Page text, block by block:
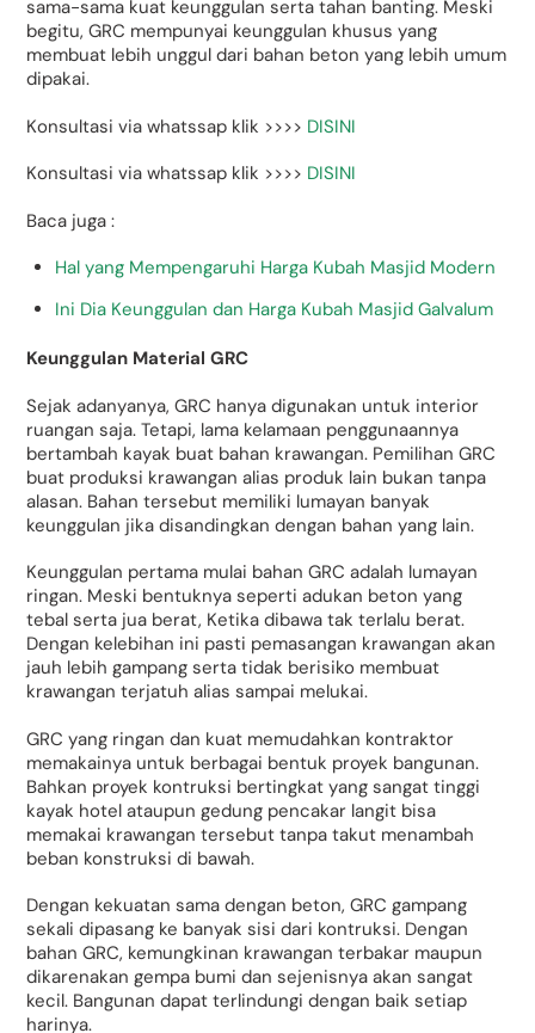
sama-sama kuat keunggulan serta tahan banting. Meski
begitu, GRC mempunyai keunggulan khusus yang
membuat lebih unggul dari bahan beton yang lebih umum
dipakai.
Konsultasi via whatssap klik >>>> DISINI
Konsultasi via whatssap klik >>>> DISINI
Baca juga :
Hal yang Mempengaruhi Harga Kubah Masjid Modern
Ini Dia Keunggulan dan Harga Kubah Masjid Galvalum
Keunggulan Material GRC
Sejak adanyanya, GRC hanya digunakan untuk interior
ruangan saja. Tetapi, lama kelamaan penggunaannya
bertambah kayak buat bahan krawangan. Pemilihan GRC
buat produksi krawangan alias produk lain bukan tanpa
alasan. Bahan tersebut memiliki lumayan banyak
keunggulan jika disandingkan dengan bahan yang lain.
Keunggulan pertama mulai bahan GRC adalah lumayan
ringan. Meski bentuknya seperti adukan beton yang
tebal serta jua berat, Ketika dibawa tak terlalu berat.
Dengan kelebihan ini pasti pemasangan krawangan akan
jauh lebih gampang serta tidak berisiko membuat
krawangan terjatuh alias sampai melukai.
GRC yang ringan dan kuat memudahkan kontraktor
memakainya untuk berbagai bentuk proyek bangunan.
Bahkan proyek kontruksi bertingkat yang sangat tinggi
kayak hotel ataupun gedung pencakar langit bisa
memakai krawangan tersebut tanpa takut menambah
beban konstruksi di bawah.
Dengan kekuatan sama dengan beton, GRC gampang
sekali dipasang ke banyak sisi dari kontruksi. Dengan
bahan GRC, kemungkinan krawangan terbakar maupun
dikarenakan gempa bumi dan sejenisnya akan sangat
kecil. Bangunan dapat terlindungi dengan baik setiap
harinya.